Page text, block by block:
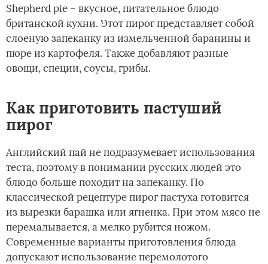
Shepherd pie – вкусное, питательное блюдо
британской кухни. Этот пирог представляет собой
слоеную запеканку из измельченной баранины и
пюре из картофеля. Также добавляют разные
овощи, специи, соусы, грибы.
Как приготовить пастуший
пирог
Английский пай не подразумевает использования
теста, поэтому в понимании русских людей это
блюдо больше походит на запеканку. По
классической рецептуре пирог пастуха готовится
из вырезки барашка или ягненка. При этом мясо не
перемалывается, а мелко рубится ножом.
Современные варианты приготовления блюда
допускают использование перемолотого